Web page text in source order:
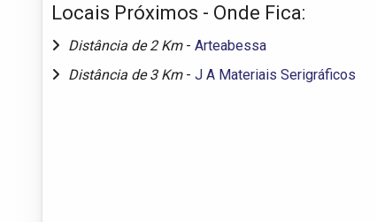
Locais Próximos - Onde Fica:
Distância de 2 Km - Arteabessa
Distância de 3 Km - J A Materiais Serigráficos